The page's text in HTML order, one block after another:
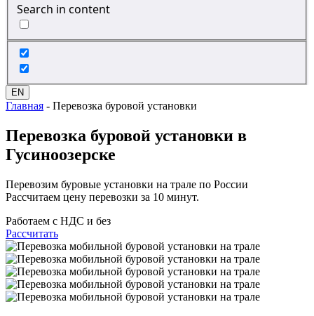
Search in content
EN
Главная - Перевозка буровой установки
Перевозка буровой установки в
Гусиноозерске
Перевозим буровые установки на трале по России
Рассчитаем цену перевозки за 10 минут.
Работаем с НДС и без
Рассчитать